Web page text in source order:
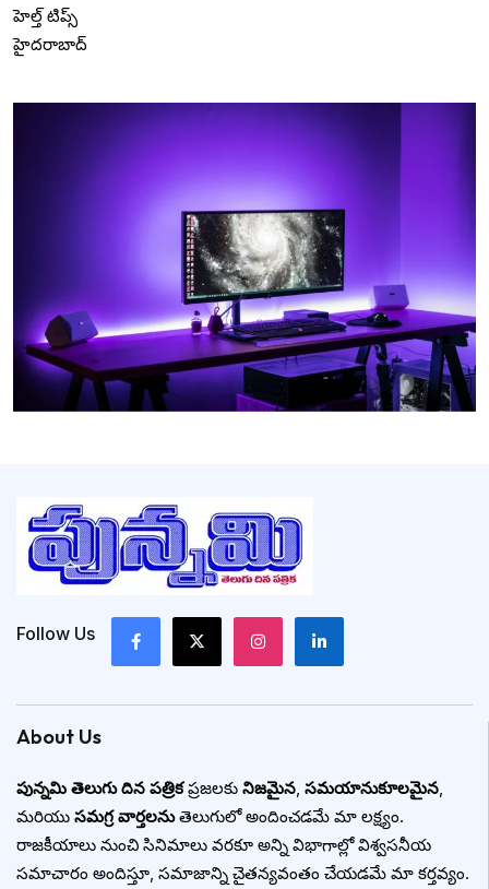
హెల్త్ టిప్స్
హైదరాబాద్
Follow Us
About Us
పున్నమి తెలుగు దిన పత్రికప్రజలకు నిజమైన, సమయానుకూలమైన,
మరియు సమగ్ర వార్తలనుతెలుగులో అందించడమే మా లక్ష్యం.
రాజకీయాలు నుంచి సినిమాలు వరకూ అన్ని విభాగాల్లో విశ్వసనీయ
సమాచారం అందిస్తూ, సమాజాన్ని చైతన్యవంతం చేయడమే మా కర్తవ్యం.